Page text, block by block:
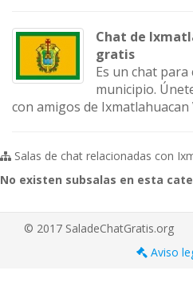
Chat de
gratis
Es un chat
municipio.
con amigos de
Salas de chat relacionadas con
No existen subsalas en esta
© 2017 SaladeChatGratis.org
Aviso